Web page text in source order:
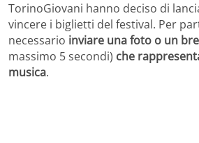
TorinoGiovani hanno deciso di
vincere i biglietti del festival. Per
necessario inviare una foto o un
massimo 5 secondi) che
musica.